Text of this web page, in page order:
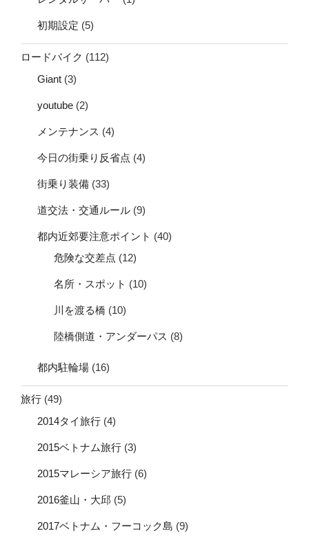
初期設定 (5)
ロードバイク (112)
Giant (3)
youtube (2)
メンテナンス (4)
今日の街乗り反省点 (4)
街乗り装備 (33)
道交法・交通ルール (9)
都内近郊要注意ポイント (40)
危険な交差点 (12)
名所・スポット (10)
川を渡る橋 (10)
陸橋側道・アンダーパス (8)
都内駐輪場 (16)
旅行 (49)
2014タイ旅行 (4)
2015ベトナム旅行 (3)
2015マレーシア旅行 (6)
2016釜山・大邱 (5)
2017ベトナム・フーコック島 (9)